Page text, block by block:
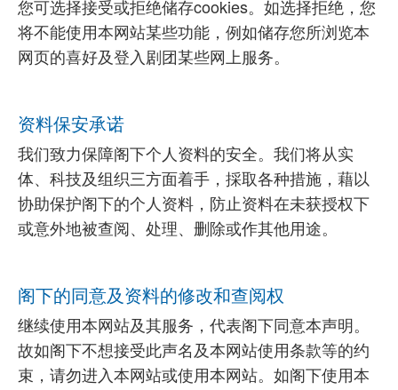
您可选择接受或拒绝储存cookies。如选择拒绝，您
将不能使用本网站某些功能，例如储存您所浏览本
网页的喜好及登入剧团某些网上服务。
资料保安承诺
我们致力保障阁下个人资料的安全。我们将从实
体、科技及组织三方面着手，採取各种措施，藉以
协助保护阁下的个人资料，防止资料在未获授权下
或意外地被查阅、处理、删除或作其他用途。
阁下的同意及资料的修改和查阅权
继续使用本网站及其服务，代表阁下同意本声明。
故如阁下不想接受此声名及本网站使用条款等的约
束，请勿进入本网站或使用本网站。如阁下使用本